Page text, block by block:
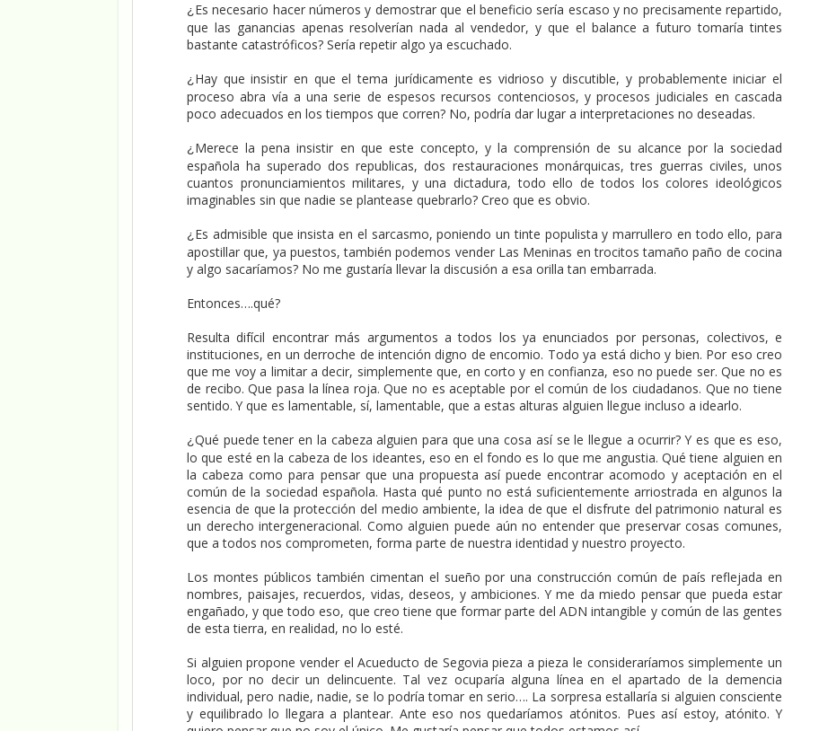
¿ Es necesario hacer números y demostrar que el beneficio sería escaso y no precisamente repartido,
que las ganancias apenas resolverían nada al vendedor, y que el balance a futuro tomaría tintes
bastante catastróficos? Sería repetir algo ya escuchado.
¿ Hay que insistir en que el tema jurídicamente es vidrioso y discutible, y probablemente iniciar el
proceso abra vía a una serie de espesos recursos contenciosos, y procesos judiciales en cascada
poco adecuados en los tiempos que corren? No, podría dar lugar a interpretaciones no deseadas.
¿ Merece la pena insistir en que este concepto, y la comprensión de su alcance por la sociedad
española ha superado dos republicas, dos restauraciones monárquicas, tres guerras civiles, unos
cuantos pronunciamientos militares, y una dictadura, todo ello de todos los colores ideológicos
imaginables sin que nadie se plantease quebrarlo? Creo que es obvio.
¿ Es admisible que insista en el sarcasmo, poniendo un tinte populista y marrullero en todo ello, para
apostillar que, ya puestos, también podemos vender Las Meninas en trocitos tamaño paño de cocina
y algo sacaríamos? No me gustaría llevar la discusión a esa orilla tan embarrada.
Entonces….qué?
Resulta difícil encontrar más argumentos a todos los ya enunciados por personas, colectivos, e
instituciones, en un derroche de intención digno de encomio. Todo ya está dicho y bien. Por eso creo
que me voy a limitar a decir, simplemente que, en corto y en confianza, eso no puede ser. Que no es
de recibo. Que pasa la línea roja. Que no es aceptable por el común de los ciudadanos. Que no tiene
sentido. Y que es lamentable, sí, lamentable, que a estas alturas alguien llegue incluso a idearlo.
¿Qué puede tener en la cabeza alguien para que una cosa así se le llegue a ocurrir? Y es que es eso,
lo que esté en la cabeza de los ideantes, eso en el fondo es lo que me angustia. Qué tiene alguien en
la cabeza como para pensar que una propuesta así puede encontrar acomodo y aceptación en el
común de la sociedad española. Hasta qué punto no está suficientemente arriostrada en algunos la
esencia de que la protección del medio ambiente, la idea de que el disfrute del patrimonio natural es
un derecho intergeneracional. Como alguien puede aún no entender que preservar cosas comunes,
que a todos nos comprometen, forma parte de nuestra identidad y nuestro proyecto.
Los montes públicos también cimentan el sueño por una construcción común de país reflejada en
nombres, paisajes, recuerdos, vidas, deseos, y ambiciones. Y me da miedo pensar que pueda estar
engañado, y que todo eso, que creo tiene que formar parte del ADN intangible y común de las gentes
de esta tierra, en realidad, no lo esté.
Si alguien propone vender el Acueducto de Segovia pieza a pieza le consideraríamos simplemente un
loco, por no decir un delincuente. Tal vez ocuparía alguna línea en el apartado de la demencia
individual, pero nadie, nadie, se lo podría tomar en serio…. La sorpresa estallaría si alguien consciente
y equilibrado lo llegara a plantear. Ante eso nos quedaríamos atónitos. Pues así estoy, atónito. Y